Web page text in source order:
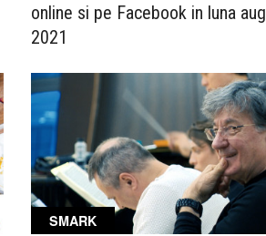
online si pe Facebook in luna
2021
SMARK